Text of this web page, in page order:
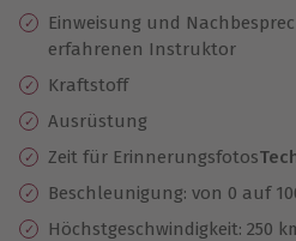
Einweisung und
erfahrenen Instruktor
Kraftstoff
Ausrüstung
Zeit für Erinnerungsfotos
Beschleunigung: von 0 auf
Höchstgeschwindigkeit: 250